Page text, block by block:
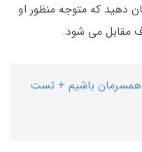
دهید که متوجه منظور او
مقابل می شود.
همسرمان باشیم + تست